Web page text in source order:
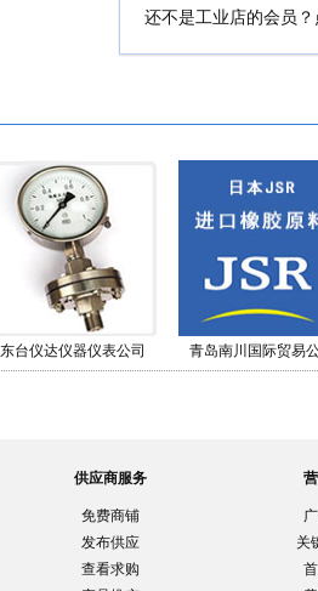
还不是工业店的会员
东台仪达仪器仪表公司 青岛南川国际贸易
供应商服务
免费商铺
发布供应
查看求购
关